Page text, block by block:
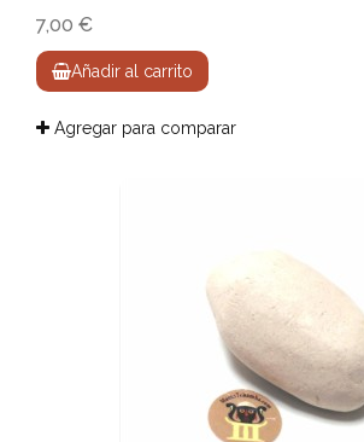
7,00 €
Añadir al carrito
Agregar para comparar